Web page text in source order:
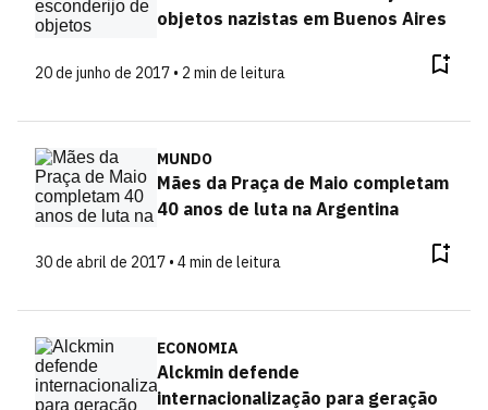
objetos nazistas em Buenos Aires
20 de junho de 2017 • 2 min de leitura
MUNDO
Mães da Praça de Maio completam
40 anos de luta na Argentina
30 de abril de 2017 • 4 min de leitura
ECONOMIA
Alckmin defende
internacionalização para geração